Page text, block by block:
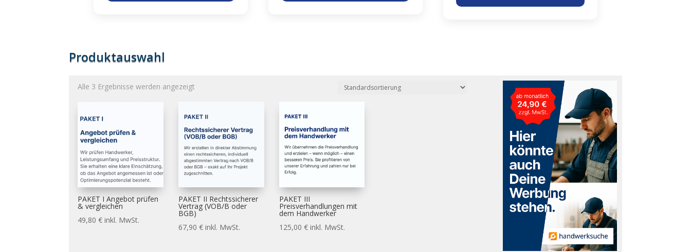
Produktauswahl
Alle 3 Ergebnisse werden angezeigt
PAKET I Angebot prüfen
& vergleichen
49,80€ inkl. MwSt.
PAKET II Rechtssicherer
Vertrag (VOB/B oder
BGB)
67,90 € inkl. MwSt.
PAKET III
Preisverhandlungen mit
dem Handwerker
125,00 € inkl. MwSt.